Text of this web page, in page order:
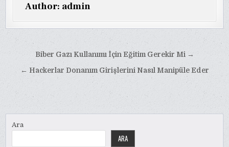
Author: admin
gezinmesi
Biber Gazı Kullanımı İçin Eğitim Gerekir Mi →
← Hackerlar Donanım Girişlerini Nasıl Manipüle Eder
Ara
ARA